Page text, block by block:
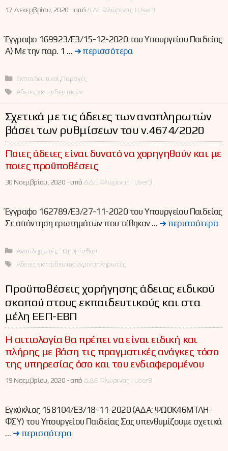
17 Δεκεμβρίου, 2020 -απόΔΔΕ Φλώρινας | User9
Έγγραφο 169923/Ε3/15-12-2020 του Υπουργείου Παιδείας
Α) Με την παρ. 1 … ➜ περισσότερα
Κατηγορίες
Εκπαιδευτικοί Παροχές
Ετικέτες
Άδειες εκπαιδευτικών
Σχετικά με τις άδειες των αναπληρωτών
βάσει των ρυθμίσεων του ν.4674/2020
Ποιες άδειες είναι δυνατό να χορηγηθούν και με
ποιες προϋποθέσεις
30 Νοεμβρίου, 2020 -από ΔΔΕ Φλώρινας | User9
Έγγραφο 162789/Ε3/27-11-2020 του Υπουργείου Παιδείας
Σε απάντηση ερωτημάτων που τέθηκαν … ➜ περισσότερα
Κατηγορίες
Αναπληρωτές - Ωρομίσθιοι
Ετικέτες
Άδειες εκπαιδευτικών αναπληρωτές
Προϋποθέσεις χορήγησης άδειας ειδικού
σκοπού στους εκπαιδευτικούς και στα
μέλη ΕΕΠ-ΕΒΠ
Η αιτιολογία θα πρέπει να είναι ειδική και
πλήρης με βάση τις πραγματικές ανάγκες τόσο
της υπηρεσίας όσο και του ενδιαφερομένου
19 Νοεμβρίου, 2020 -από ΔΔΕ Φλώρινας | User9
Εγκύκλιος 158104/Ε3/18-11-2020 (ΑΔΑ: ΨΩΟΚ46ΜΤΛΗ-
ΦΣΥ) του Υπουργείου Παιδείας Σας υπενθυμίζουμε σχετικά
… ➜ περισσότερα